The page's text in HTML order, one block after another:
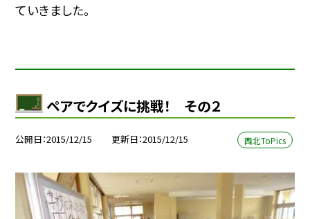
ていきました。
ペアでクイズに挑戦！ その２
公開日 2015/12/15 更新日 2015/12/15 西北ToPics